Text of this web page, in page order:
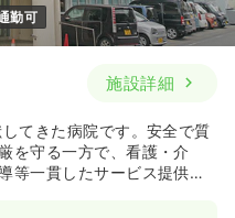
勤可
施設詳細
てきた病院です。安全で質
を守る一方で、看護・介
等一貫したサービス提供を